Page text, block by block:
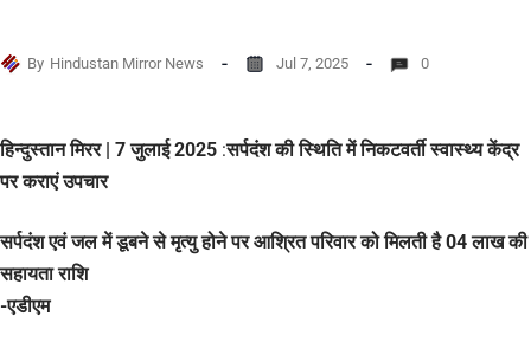
By Hindustan Mirror News Jul 7, 2025 0
हिन्दुस्तान मिरर | 7 जुलाई 2025 :सर्पदंश की स्थिति में निकटवर्ती स्वास्थ्य केंद्र
पर कराएं उपचार
सर्पदंश एवं जल में डूबने से मृत्यु होने पर आश्रित परिवार को मिलती है 04 लाख की
सहायता राशि
-एडीएम